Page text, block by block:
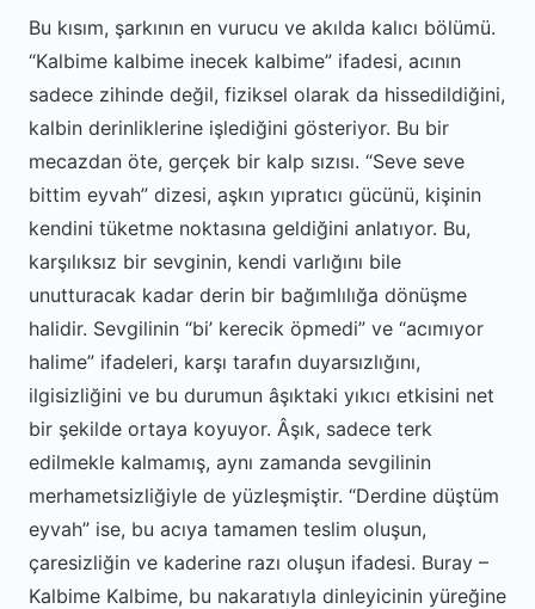
Bu kısım, şarkının en vurucu ve akılda kalıcı bölümü.
“Kalbime kalbime inecek kalbime” ifadesi, acının
sadece zihinde değil, fiziksel olarak da hissedildiğini,
kalbin derinliklerine işlediğini gösteriyor. Bu bir
mecazdan öte, gerçek bir kalp sızısı. “Seve seve
bittim eyvah” dizesi, aşkın yıpratıcı gücünü, kişinin
kendini tüketme noktasına geldiğini anlatıyor. Bu,
karşılıksız bir sevginin, kendi varlığını bile
unutturacak kadar derin bir bağımlılığa dönüşme
halidir. Sevgilinin “bi’ kerecik öpmedi” ve “acımıyor
halime” ifadeleri, karşı tarafın duyarsızlığını,
ilgisizliğini ve bu durumun âşıktaki yıkıcı etkisini net
bir şekilde ortaya koyuyor. Âşık, sadece terk
edilmekle kalmamış, aynı zamanda sevgilinin
merhametsizliğiyle de yüzleşmiştir. “Derdine düştüm
eyvah” ise, bu acıya tamamen teslim oluşun,
çaresizliğin ve kaderine razı oluşun ifadesi. Buray –
Kalbime Kalbime, bu nakaratıyla dinleyicinin yüreğine